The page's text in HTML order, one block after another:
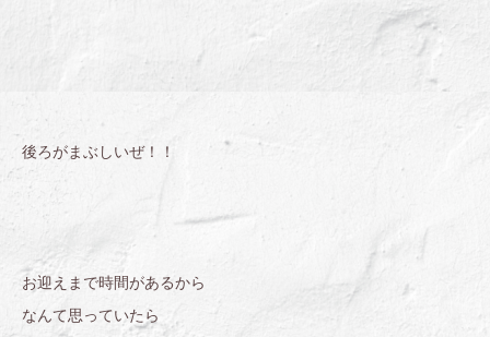
後ろがまぶしいぜ！！
お迎えまで時間があるから
なんて思っていたら